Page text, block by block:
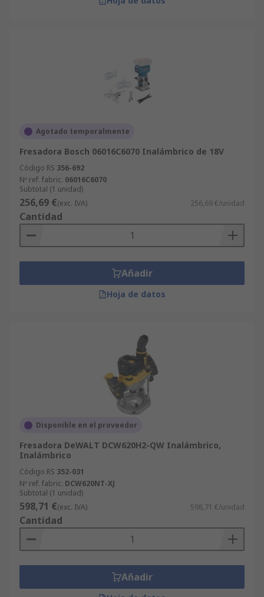
Agotado temporalmente
Fresadora Bosch 06016C6070 Inalámbrico de 18V
Código RS 356-692
Nº ref. fabric. 06016C6070
Subtotal (1 unidad)
256,69 €(exc. IVA) 256,69 €/unidad
Cantidad
Añadir
Hoja de datos
Disponible en el proveedor
Fresadora DeWALT DCW620H2-QW Inalámbrico,
Inalámbrico
Código RS 352-031
Nº ref. fabric. DCW620NT-XJ
Subtotal (1 unidad)
598,71 €(exc. IVA) 598,71 €/unidad
Cantidad
Añadir